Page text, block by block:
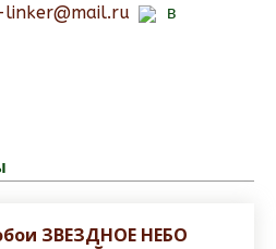
в
ЗВЕЗДНОЕ НЕБО